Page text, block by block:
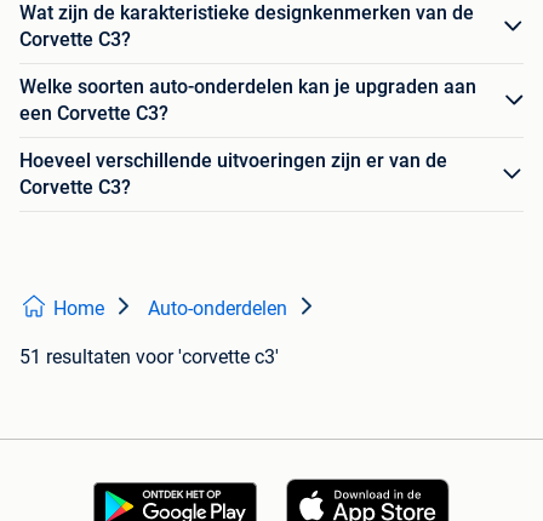
Wat zijn de karakteristieke designkenmerken van de
Corvette C3?
Welke soorten auto-onderdelen kan je upgraden aan
een Corvette C3?
Hoeveel verschillende uitvoeringen zijn er van de
Corvette C3?
Home Auto-onderdelen
51 resultaten voor 'corvette c3'